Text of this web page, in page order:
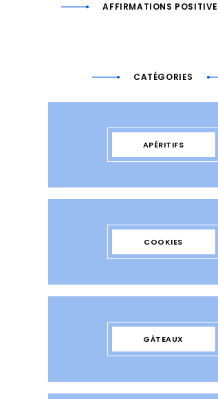
AFFIRMATIONS
CATÉGORIES
APÉRITIFS
COOKIES
GÂTEAUX